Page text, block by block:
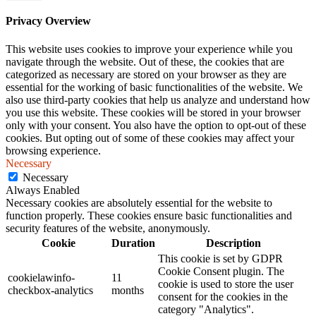
Privacy Overview
This website uses cookies to improve your experience while you
navigate through the website. Out of these, the cookies that are
categorized as necessary are stored on your browser as they are
essential for the working of basic functionalities of the website. We
also use third-party cookies that help us analyze and understand how
you use this website. These cookies will be stored in your browser
only with your consent. You also have the option to opt-out of these
cookies. But opting out of some of these cookies may affect your
browsing experience.
Necessary
Necessary
Always Enabled
Necessary cookies are absolutely essential for the website to
function properly. These cookies ensure basic functionalities and
security features of the website, anonymously.
Cookie
Duration Description
cookielawinfo-
checkbox-analytics
11
months
This cookie is set by GDPR
Cookie Consent plugin. The
cookie is used to store the user
consent for the cookies in the
category "Analytics".